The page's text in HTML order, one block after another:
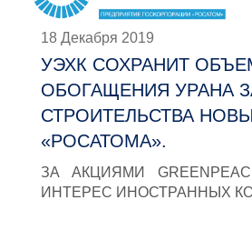
18 Декабря 2019
УЭХК СОХРАНИТ
ОБОГАЩЕНИЯ УРАНА
СТРОИТЕЛЬСТВА
«РОСАТОМА».
ЗА АКЦИЯМИ
ИНТЕРЕС ИНОСТРАННЫХ